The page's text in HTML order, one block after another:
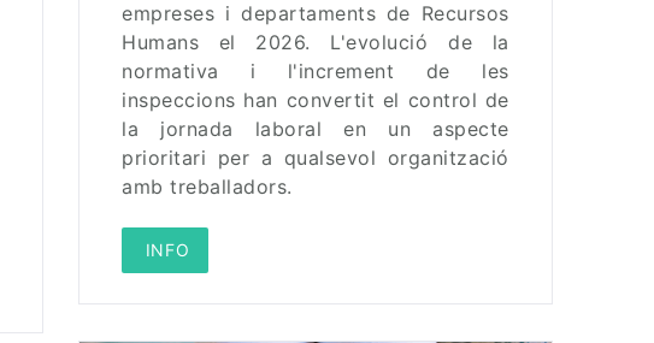
empreses i departaments de Recursos
Humans el 2026. L'evolució de la
normativa i l'increment de les
inspeccions han convertit el control de
la jornada laboral en un aspecte
prioritari per a qualsevol organització
amb treballadors.
INFO